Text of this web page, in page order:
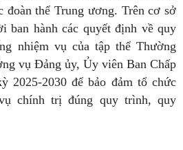
thể Trung ương. Trên cơ sở
ban hành các quyết định về quy
nhiệm vụ của tập thể Thường
vụ Đảng ủy, Ủy viên Ban Chấp
2025-2030 để bảo đảm tổ chức
chính trị đúng quy trình, quy